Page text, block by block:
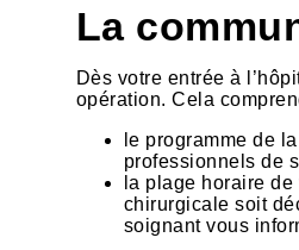
La
Dès votre entrée à
opération. Cela
le programme de
professionnels de
la plage horaire
chirurgicale soit
soignant vous